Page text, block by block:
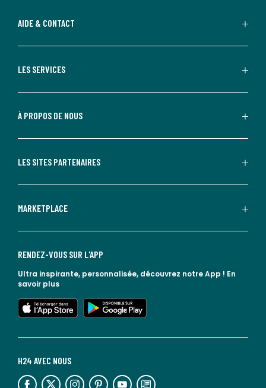
AIDE & CONTACT
LES SERVICES
À PROPOS DE NOUS
LES SITES PARTENAIRES
MARKETPLACE
H24 AVEC NOUS
lien vers l'espace réseaux sociaux lien vers l'espace réseaux sociaux lien vers l'espace réseaux sociaux lien vers l'espace réseaux sociaux lien vers l'espace réseaux sociaux lien vers le blog la redoute
RENDEZ-VOUS SUR L'APP
Ultra inspirante, personnalisée, découvrez notre App ! En
savoir plus
lien vers l'app store
lien vers google play